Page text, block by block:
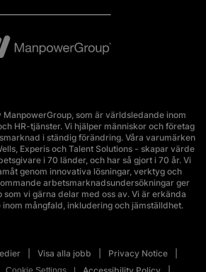
ManpowerGroup, som är världsledande inom
HR-tjänster. Vi hjälper människor och företag
i ständig förändring. Våra varumärken
Experis och Talent Solutions - skapar värde
i 70 länder, och har så gjort i 70 år. Vi
genom innovativa lösningar, verktyg och
arbetsmarknadsundersökningar ger
vi gärna delar med oss av. Vi är erkända
mångfald, inkludering och jämställdhet.
Visa alla jobb
Privacy Notice